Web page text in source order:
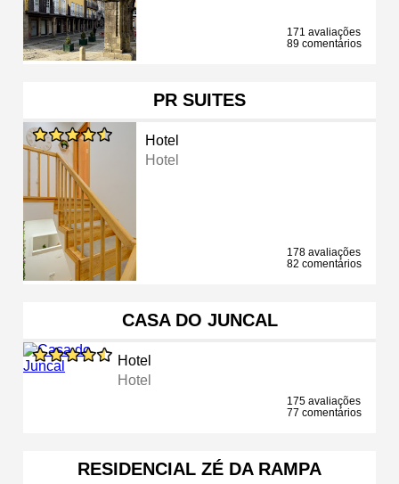
171 avaliações
89 comentários
PR SUITES
Hotel
Hotel
178 avaliações
82 comentários
CASA DO JUNCAL
Hotel
Hotel
175 avaliações
77 comentários
RESIDENCIAL ZÉ DA RAMPA